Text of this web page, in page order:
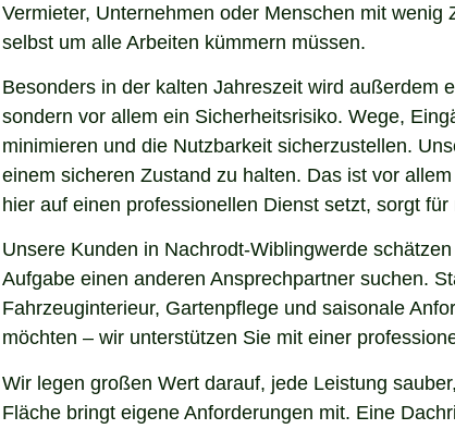
Vermieter, Unternehmen oder Menschen mit
selbst um alle Arbeiten kümmern müssen.
Besonders in der kalten Jahreszeit wird außerdem
sondern vor allem ein Sicherheitsrisiko. Wege,
minimieren und die Nutzbarkeit sicherzustellen.
einem sicheren Zustand zu halten. Das ist vor
hier auf einen professionellen Dienst setzt, sorgt
Unsere Kunden in Nachrodt-Wiblingwerde
Aufgabe einen anderen Ansprechpartner suchen.
Fahrzeuginterieur, Gartenpflege und saisonale
möchten – wir unterstützen Sie mit einer
Wir legen großen Wert darauf, jede Leistung
Fläche bringt eigene Anforderungen mit. Eine